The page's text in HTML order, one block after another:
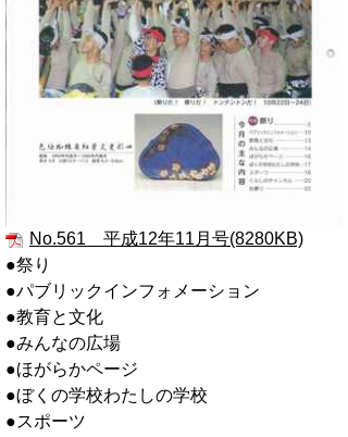
No.561 平成12年11月号(8280KB)
●祭り
●パブリックインフォメーション
●教育と文化
●みんなの広場
●ほがらかページ
●ぼくの学校わたしの学校
●スポーツ